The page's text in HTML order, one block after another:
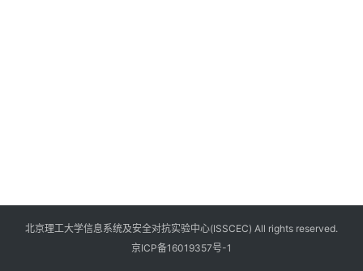
北京理工大学信息系统及安全对抗实验中心(ISSCEC) All rights reserved.
京ICP备16019357号-1